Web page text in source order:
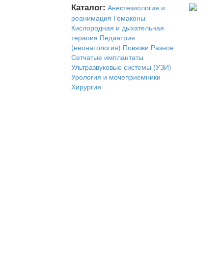
Каталог: Анестезиология и
реанимация Гемаконы
Кислородная и дыхательная
терапия Педиатрия
(неонатология) Повязки Разное
Сетчатые имплантаты
Ультразвуковые системы (УЗИ)
Урология и мочеприемники
Хирургия